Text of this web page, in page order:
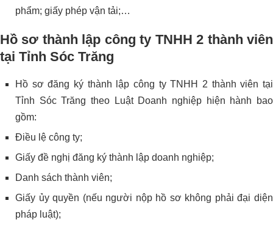
phẩm; giấy phép vận tải;…
Hồ sơ thành lập công ty TNHH 2 thành viên
tại Tỉnh Sóc Trăng
Hồ sơ đăng ký thành lập công ty TNHH 2 thành viên tại
Tỉnh Sóc Trăng theo Luật Doanh nghiệp hiện hành bao
gồm:
Điều lệ công ty;
Giấy đề nghị đăng ký thành lập doanh nghiệp;
Danh sách thành viên;
Giấy ủy quyền (nếu người nộp hồ sơ không phải đại diện
pháp luật);